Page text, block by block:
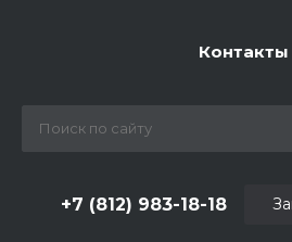
Контакты
+7 (812) 983-18-18